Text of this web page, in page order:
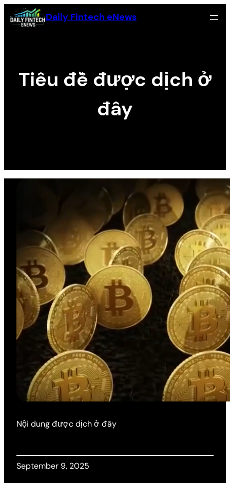
Skip
to
Daily Fintech eNews
Tiêu đề được dịch ở
đây
Nội dung được dịch ở đây
September 9, 2025